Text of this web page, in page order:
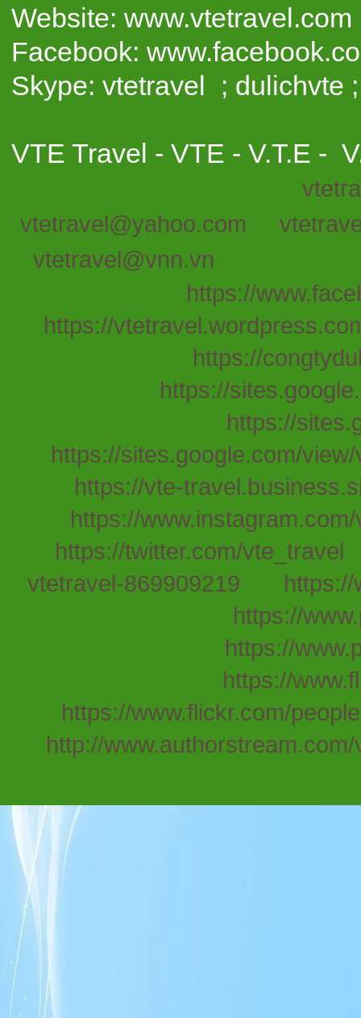
Website:
Facebook:
Skype:vtetravel ;
VTE Travel - VTE - V.T.E -
vtetravel@yahoo.com
vtetravel@vnn.vn
https://
https://
https://
https://
https://
https://sites.google.com/
https://vte-
https://
https://twitter.com/vte_travel
vtetravel-869909219
https://
https://
https://
https://www.flickr.com/
http://